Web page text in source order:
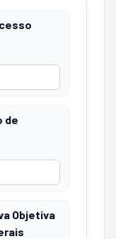
de
Objetiva